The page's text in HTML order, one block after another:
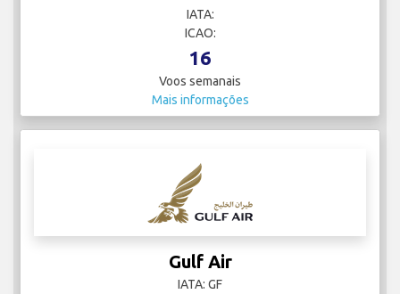
IATA:
ICAO:
16
Voos semanais
Mais informações
Gulf Air
IATA: GF